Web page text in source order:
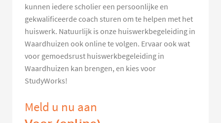
kunnen iedere scholier een persoonlijke en
gekwalificeerde coach sturen om te helpen met het
huiswerk. Natuurlijk is onze huiswerkbegeleiding in
Waardhuizen ook online te volgen. Ervaar ook wat
voor gemoedsrust huiswerkbegeleiding in
Waardhuizen kan brengen, en kies voor
StudyWorks!
Meld u nu aan